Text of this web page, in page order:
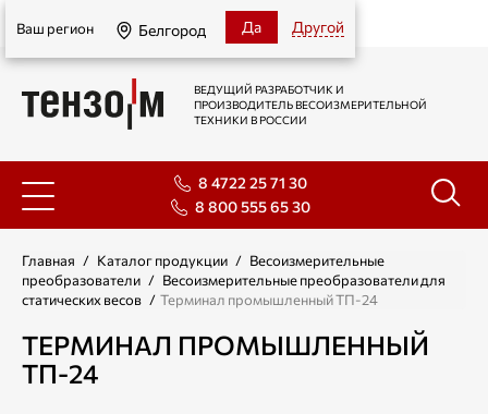
Белгород
Ваш регион Белгород Да Другой
ВЕДУЩИЙ РАЗРАБОТЧИК И
ПРОИЗВОДИТЕЛЬ ВЕСОИЗМЕРИТЕЛЬНОЙ
ТЕХНИКИ В РОССИИ
8 4722 25 71 30
8 800 555 65 30
Главная / Каталог продукции / Весоизмерительные
преобразователи / Весоизмерительные преобразователи для
статических весов / Терминал промышленный ТП-24
ТЕРМИНАЛ ПРОМЫШЛЕННЫЙ
ТП-24